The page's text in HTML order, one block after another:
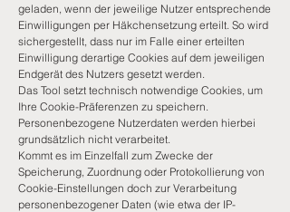
geladen, wenn der jeweilige Nutzer entsprechende
Einwilligungen per Häkchensetzung erteilt. So wird
sichergestellt, dass nur im Falle einer erteilten
Einwilligung derartige Cookies auf dem jeweiligen
Endgerät des Nutzers gesetzt werden.
Das Tool setzt technisch notwendige Cookies, um
Ihre Cookie-Präferenzen zu speichern.
Personenbezogene Nutzerdaten werden hierbei
grundsätzlich nicht verarbeitet.
Kommt es im Einzelfall zum Zwecke der
Speicherung, Zuordnung oder Protokollierung von
Cookie-Einstellungen doch zur Verarbeitung
personenbezogener Daten (wie etwa der IP-